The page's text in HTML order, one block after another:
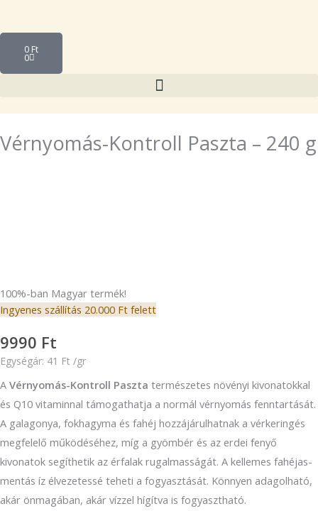
content
0 Ft
0
Cart
Vérnyomás-Kontroll Paszta – 240 g
100%-ban Magyar termék!
Ingyenes szállítás 20.000 Ft felett
9990 Ft
Egységár: 41 Ft /gr
A Vérnyomás-Kontroll Paszta természetes növényi kivonatokkal
és Q10 vitaminnal támogathatja a normál vérnyomás fenntartását.
A galagonya, fokhagyma és fahéj hozzájárulhatnak a vérkeringés
megfelelő működéséhez, míg a gyömbér és az erdei fenyő
kivonatok segíthetik az érfalak rugalmasságát. A kellemes fahéjas-
mentás íz élvezetessé teheti a fogyasztását. Könnyen adagolható,
akár önmagában, akár vízzel hígítva is fogyasztható.